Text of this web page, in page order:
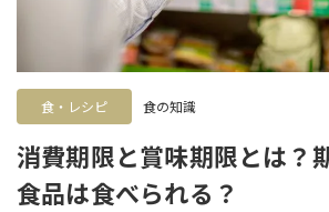
食・レシピ 食の知識
消費期限と賞味期限とは？
食品は食べられる？